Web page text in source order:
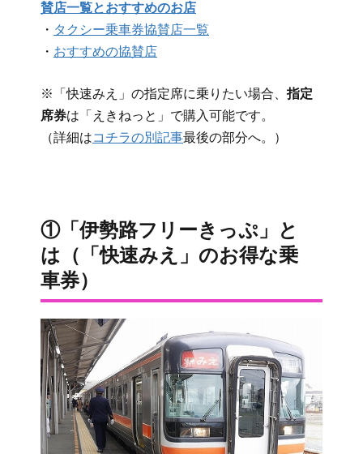
賛店一覧とおすすめのお店
・ タクシー乗車券協賛店一覧
・ おすすめの協賛店
※「快速みえ」の指定席に乗りたい場合、 指定
席券は「えきねっと」で購入可能です。
（詳細はコチラの別記事最後の部分へ。）
①「伊勢路フリーきっぷ」と
は（「快速みえ」のお得な乗
車券）